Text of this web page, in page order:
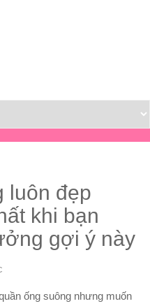
luôn đẹp
khi bạn
gợi ý này
ống suông nhưng muốn